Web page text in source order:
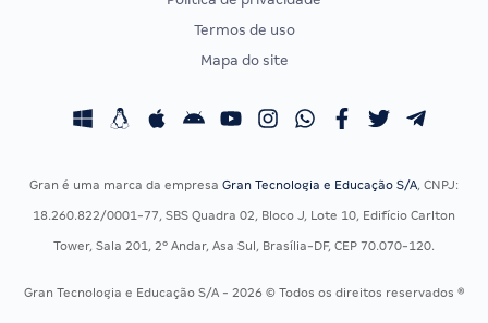
CONCURSOS POR PROFISSÃO
Concursos Fiscais
Residência Multiprofissional
EXAME DE ORDEM
Calendário OAB
Termos de uso
Mapa do site
Gran é uma marca da empresa Gran Tecnologia e Educação S/A, CNPJ:
18.260.822/0001-77, SBS Quadra 02, Bloco J, Lote 10, Edifício Carlton
Tower, Sala 201, 2º Andar, Asa Sul, Brasília-DF, CEP 70.070-120.
Gran Tecnologia e Educação S/A - 2026 © Todos os direitos reservados ®